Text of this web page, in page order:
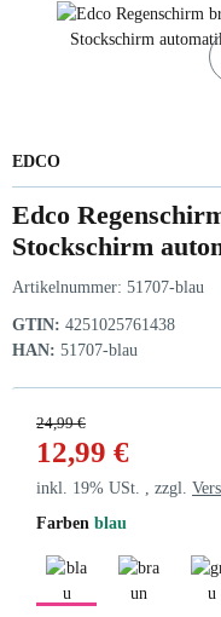
EDCO
Edco
Stockschirm
Artikelnummer: 51707-blau
GTIN: 4251025761438
HAN: 51707-blau
24,99 €
12,99 €
inkl. 19% USt. , zzgl.
Farben blau